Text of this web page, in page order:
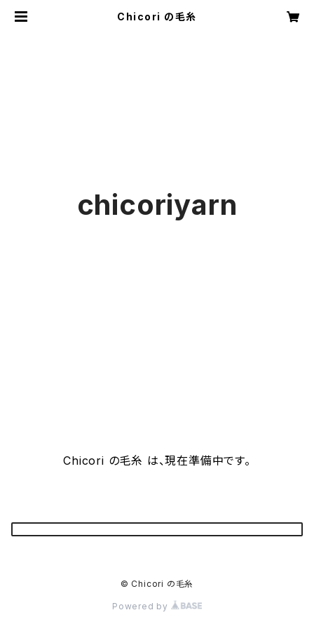
Chicori の毛糸
chicoriyarn
Chicori の毛糸 は、現在準備中です。
© Chicori の毛糸
Powered by